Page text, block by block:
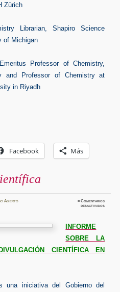
Zürich
Librarian, Shapiro Science
of Michigan
Professor of Chemistry,
and Professor of Chemistry at
in Riyadh
Facebook Más
Abierto ≈Comentarios
desactivadosen
INFORME
SOBRE LA
CIENTÍFICA EN
una iniciativa del Gobierno del